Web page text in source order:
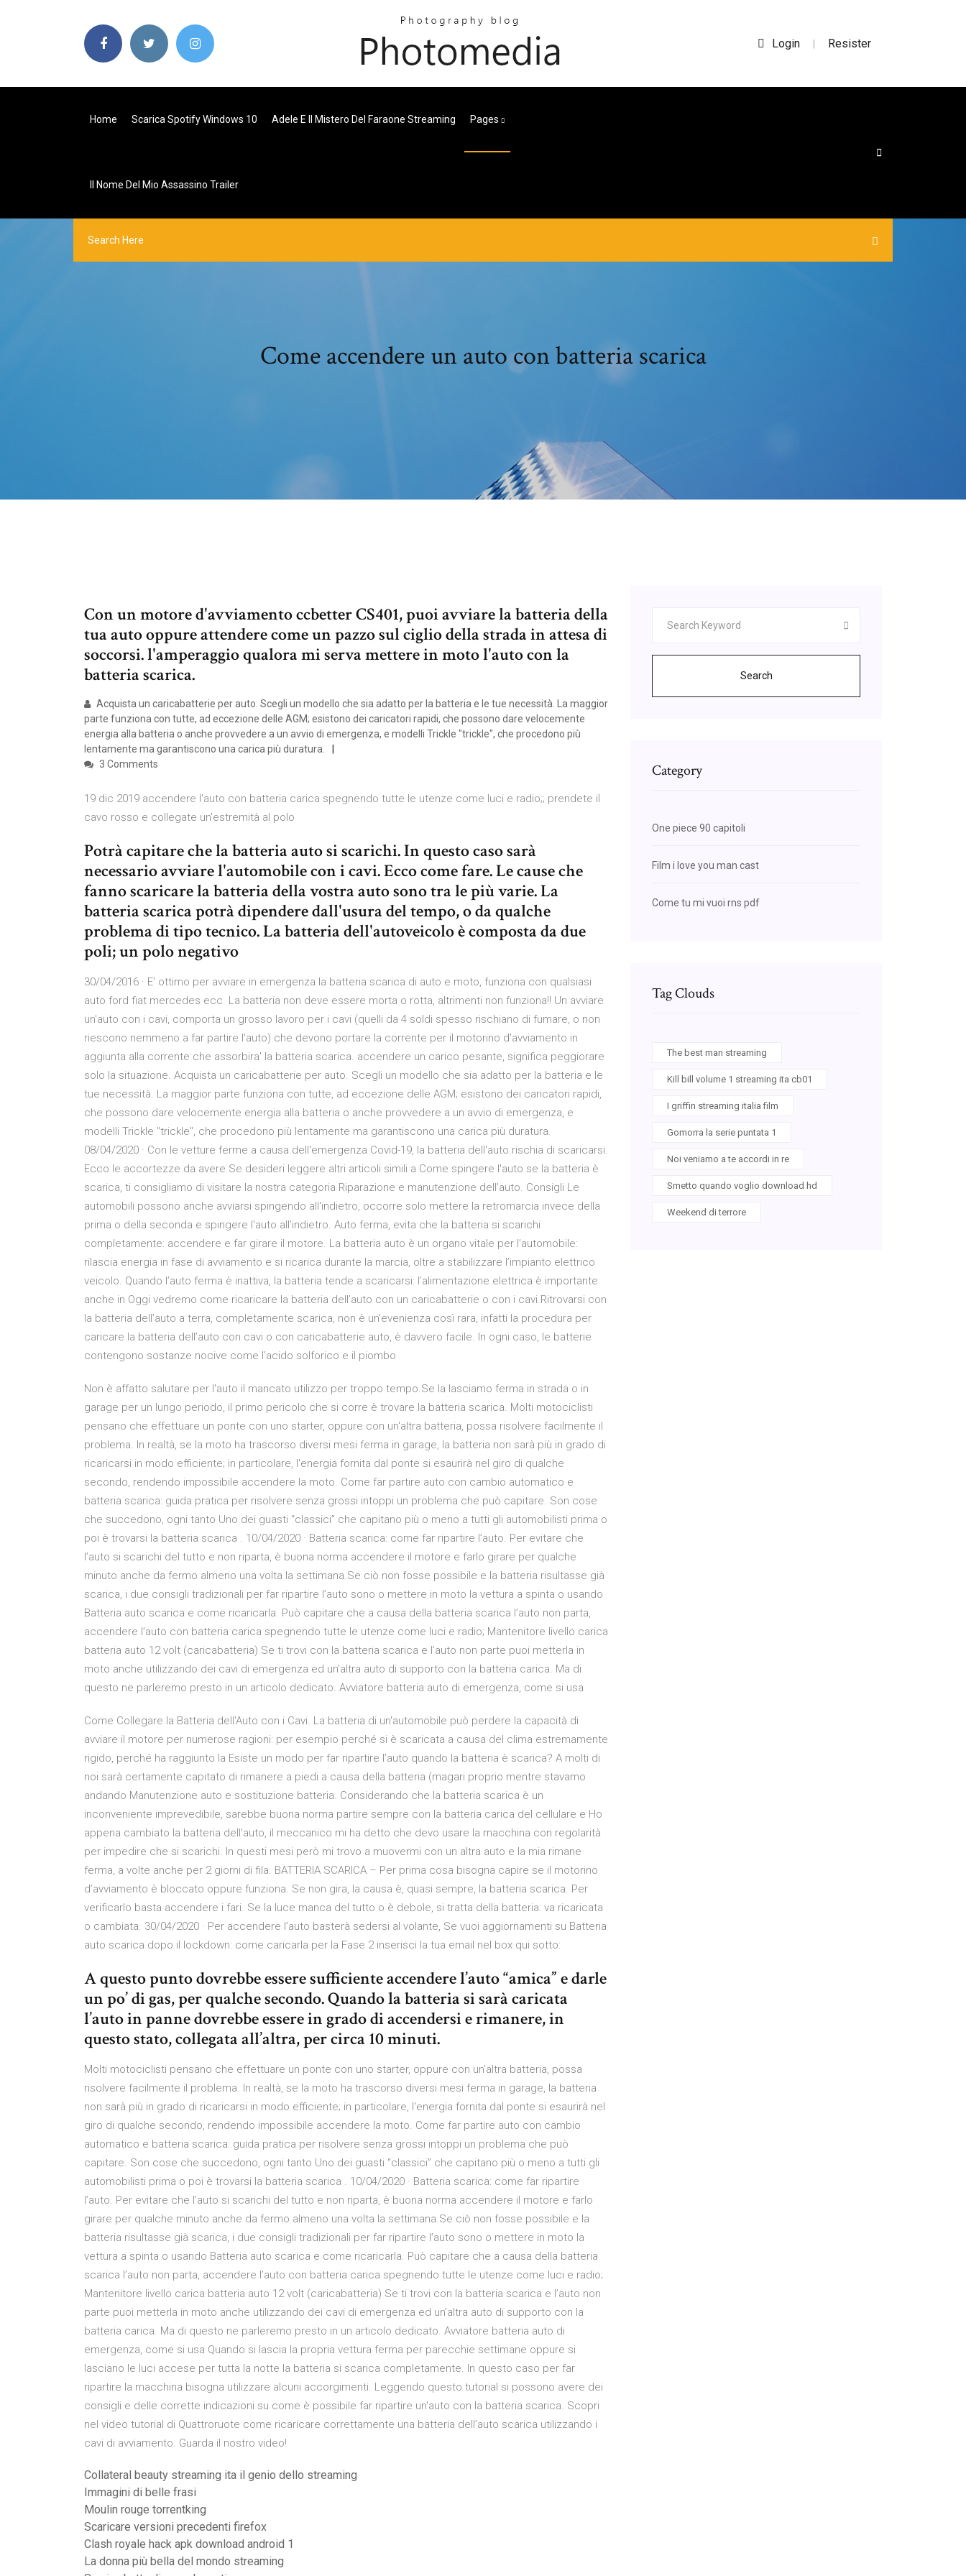
Login | Resister
Home Scarica Spotify Windows 10 Adele E Il Mistero Del Faraone Streaming Pages
Il Nome Del Mio Assassino Trailer
Come accendere un auto con batteria scarica
Con un motore d'avviamento ccbetter CS401, puoi avviare la batteria della
tua auto oppure attendere come un pazzo sul ciglio della strada in attesa di
soccorsi. l'amperaggio qualora mi serva mettere in moto l'auto con la
batteria scarica.
Acquista un caricabatterie per auto. Scegli un modello che sia adatto per la batteria e le tue necessità. La maggior
parte funziona con tutte, ad eccezione delle AGM; esistono dei caricatori rapidi, che possono dare velocemente
energia alla batteria o anche provvedere a un avvio di emergenza, e modelli Trickle "trickle", che procedono più
lentamente ma garantiscono una carica più duratura.
3 Comments
19 dic 2019 accendere l'auto con batteria carica spegnendo tutte le utenze come luci e radio;; prendete il
cavo rosso e collegate un'estremità al polo
Potrà capitare che la batteria auto si scarichi. In questo caso sarà
necessario avviare l'automobile con i cavi. Ecco come fare. Le cause che
fanno scaricare la batteria della vostra auto sono tra le più varie. La
batteria scarica potrà dipendere dall'usura del tempo, o da qualche
problema di tipo tecnico. La batteria dell'autoveicolo è composta da due
poli; un polo negativo
30/04/2016 · E' ottimo per avviare in emergenza la batteria scarica di auto e moto, funziona con qualsiasi
auto ford fiat mercedes ecc. La batteria non deve essere morta o rotta, altrimenti non funziona!! Un avviare
un'auto con i cavi, comporta un grosso lavoro per i cavi (quelli da 4 soldi spesso rischiano di fumare, o non
riescono nemmeno a far partire l'auto) che devono portare la corrente per il motorino d'avviamento in
aggiunta alla corrente che assorbira' la batteria scarica. accendere un carico pesante, significa peggiorare
solo la situazione. Acquista un caricabatterie per auto. Scegli un modello che sia adatto per la batteria e le
tue necessità. La maggior parte funziona con tutte, ad eccezione delle AGM; esistono dei caricatori rapidi,
che possono dare velocemente energia alla batteria o anche provvedere a un avvio di emergenza, e
modelli Trickle "trickle", che procedono più lentamente ma garantiscono una carica più duratura.
08/04/2020 · Con le vetture ferme a causa dell'emergenza Covid-19, la batteria dell'auto rischia di scaricarsi.
Ecco le accortezze da avere Se desideri leggere altri articoli simili a Come spingere l'auto se la batteria è
scarica, ti consigliamo di visitare la nostra categoria Riparazione e manutenzione dell'auto. Consigli Le
automobili possono anche avviarsi spingendo all'indietro, occorre solo mettere la retromarcia invece della
prima o della seconda e spingere l'auto all'indietro. Auto ferma, evita che la batteria si scarichi
completamente: accendere e far girare il motore. La batteria auto è un organo vitale per l’automobile:
rilascia energia in fase di avviamento e si ricarica durante la marcia, oltre a stabilizzare l’impianto elettrico
veicolo. Quando l’auto ferma è inattiva, la batteria tende a scaricarsi: l’alimentazione elettrica è importante
anche in Oggi vedremo come ricaricare la batteria dell’auto con un caricabatterie o con i cavi.Ritrovarsi con
la batteria dell’auto a terra, completamente scarica, non è un’evenienza così rara, infatti la procedura per
caricare la batteria dell’auto con cavi o con caricabatterie auto, è davvero facile. In ogni caso, le batterie
contengono sostanze nocive come l’acido solforico e il piombo
Non è affatto salutare per l'auto il mancato utilizzo per troppo tempo.Se la lasciamo ferma in strada o in
garage per un lungo periodo, il primo pericolo che si corre è trovare la batteria scarica. Molti motociclisti
pensano che effettuare un ponte con uno starter, oppure con un'altra batteria, possa risolvere facilmente il
problema. In realtà, se la moto ha trascorso diversi mesi ferma in garage, la batteria non sarà più in grado di
ricaricarsi in modo efficiente; in particolare, l'energia fornita dal ponte si esaurirà nel giro di qualche
secondo, rendendo impossibile accendere la moto. Come far partire auto con cambio automatico e
batteria scarica: guida pratica per risolvere senza grossi intoppi un problema che può capitare. Son cose
che succedono, ogni tanto Uno dei guasti “classici” che capitano più o meno a tutti gli automobilisti prima o
poi è trovarsi la batteria scarica . 10/04/2020 · Batteria scarica: come far ripartire l’auto. Per evitare che
l’auto si scarichi del tutto e non riparta, è buona norma accendere il motore e farlo girare per qualche
minuto anche da fermo almeno una volta la settimana.Se ciò non fosse possibile e la batteria risultasse già
scarica, i due consigli tradizionali per far ripartire l’auto sono o mettere in moto la vettura a spinta o usando
Batteria auto scarica e come ricaricarla. Può capitare che a causa della batteria scarica l’auto non parta,
accendere l’auto con batteria carica spegnendo tutte le utenze come luci e radio; Mantenitore livello carica
batteria auto 12 volt (caricabatteria) Se ti trovi con la batteria scarica e l’auto non parte puoi metterla in
moto anche utilizzando dei cavi di emergenza ed un’altra auto di supporto con la batteria carica. Ma di
questo ne parleremo presto in un articolo dedicato. Avviatore batteria auto di emergenza, come si usa
Come Collegare la Batteria dell'Auto con i Cavi. La batteria di un'automobile può perdere la capacità di
avviare il motore per numerose ragioni: per esempio perché si è scaricata a causa del clima estremamente
rigido, perché ha raggiunto la Esiste un modo per far ripartire l’auto quando la batteria è scarica? A molti di
noi sarà certamente capitato di rimanere a piedi a causa della batteria (magari proprio mentre stavamo
andando Manutenzione auto e sostituzione batteria. Considerando che la batteria scarica è un
inconveniente imprevedibile, sarebbe buona norma partire sempre con la batteria carica del cellulare e Ho
appena cambiato la batteria dell'auto, il meccanico mi ha detto che devo usare la macchina con regolarità
per impedire che si scarichi. In questi mesi però mi trovo a muovermi con un altra auto e la mia rimane
ferma, a volte anche per 2 giorni di fila. BATTERIA SCARICA – Per prima cosa bisogna capire se il motorino
d’avviamento è bloccato oppure funziona. Se non gira, la causa è, quasi sempre, la batteria scarica. Per
verificarlo basta accendere i fari. Se la luce manca del tutto o è debole, si tratta della batteria: va ricaricata
o cambiata. 30/04/2020 · Per accendere l’auto basterà sedersi al volante, Se vuoi aggiornamenti su Batteria
auto scarica dopo il lockdown: come caricarla per la Fase 2 inserisci la tua email nel box qui sotto:
A questo punto dovrebbe essere sufficiente accendere l’auto “amica” e darle
un po’ di gas, per qualche secondo. Quando la batteria si sarà caricata
l’auto in panne dovrebbe essere in grado di accendersi e rimanere, in
questo stato, collegata all’altra, per circa 10 minuti.
Molti motociclisti pensano che effettuare un ponte con uno starter, oppure con un'altra batteria, possa
risolvere facilmente il problema. In realtà, se la moto ha trascorso diversi mesi ferma in garage, la batteria
non sarà più in grado di ricaricarsi in modo efficiente; in particolare, l'energia fornita dal ponte si esaurirà nel
giro di qualche secondo, rendendo impossibile accendere la moto. Come far partire auto con cambio
automatico e batteria scarica: guida pratica per risolvere senza grossi intoppi un problema che può
capitare. Son cose che succedono, ogni tanto Uno dei guasti “classici” che capitano più o meno a tutti gli
automobilisti prima o poi è trovarsi la batteria scarica . 10/04/2020 · Batteria scarica: come far ripartire
l’auto. Per evitare che l’auto si scarichi del tutto e non riparta, è buona norma accendere il motore e farlo
girare per qualche minuto anche da fermo almeno una volta la settimana.Se ciò non fosse possibile e la
batteria risultasse già scarica, i due consigli tradizionali per far ripartire l’auto sono o mettere in moto la
vettura a spinta o usando Batteria auto scarica e come ricaricarla. Può capitare che a causa della batteria
scarica l’auto non parta, accendere l’auto con batteria carica spegnendo tutte le utenze come luci e radio;
Mantenitore livello carica batteria auto 12 volt (caricabatteria) Se ti trovi con la batteria scarica e l’auto non
parte puoi metterla in moto anche utilizzando dei cavi di emergenza ed un’altra auto di supporto con la
batteria carica. Ma di questo ne parleremo presto in un articolo dedicato. Avviatore batteria auto di
emergenza, come si usa Quando si lascia la propria vettura ferma per parecchie settimane oppure si
lasciano le luci accese per tutta la notte la batteria si scarica completamente. In questo caso per far
ripartire la macchina bisogna utilizzare alcuni accorgimenti. Leggendo questo tutorial si possono avere dei
consigli e delle corrette indicazioni su come è possibile far ripartire un'auto con la batteria scarica. Scopri
nel video tutorial di Quattroruote come ricaricare correttamente una batteria dell’auto scarica utilizzando i
cavi di avviamento. Guarda il nostro video!
Collateral beauty streaming ita il genio dello streaming
Immagini di belle frasi
Moulin rouge torrentking
Scaricare versioni precedenti firefox
Clash royale hack apk download android 1
La donna più bella del mondo streaming
Search
Category
One piece 90 capitoli
Film i love you man cast
Come tu mi vuoi rns pdf
Tag Clouds
The best man streaming
Kill bill volume 1 streaming ita cb01
I griffin streaming italia film
Gomorra la serie puntata 1
Noi veniamo a te accordi in re
Smetto quando voglio download hd
Weekend di terrore